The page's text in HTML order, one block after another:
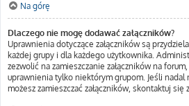
Na górę
Dlaczego nie mogę dodawać załączników?
Uprawnienia dotyczące załączników są
każdej grupy i dla każdego użytkownika.
zezwolić na zamieszczanie załączników na
uprawnienia tylko niektórym grupom. Jeśli nadal
możesz zamieszczać załączników, skontaktuj